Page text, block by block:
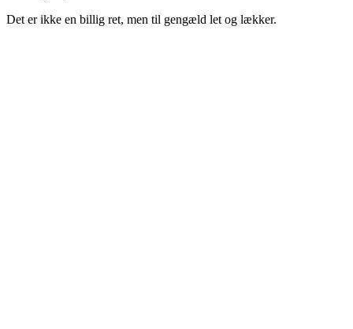
Det er ikke en billig ret, men til gengæld let og lækker.